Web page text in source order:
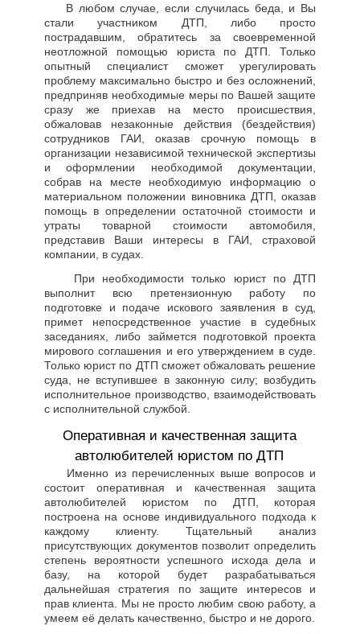
В любом случае, если случилась беда, и Вы
стали участником ДТП, либо просто
пострадавшим, обратитесь за своевременной
неотложной помощью юриста по ДТП. Только
опытный специалист сможет урегулировать
проблему максимально быстро и без осложнений,
предприняв необходимые меры по Вашей защите
сразу же приехав на место происшествия,
обжаловав незаконные действия (бездействия)
сотрудников ГАИ, оказав срочную помощь в
организации независимой технической экспертизы
и оформлении необходимой документации,
собрав на месте необходимую информацию о
материальном положении виновника ДТП, оказав
помощь в определении остаточной стоимости и
утраты товарной стоимости автомобиля,
представив Ваши интересы в ГАИ, страховой
компании, в судах.
При необходимости только юрист по ДТП
выполнит всю претензионную работу по
подготовке и подаче искового заявления в суд,
примет непосредственное участие в судебных
заседаниях, либо займется подготовкой проекта
мирового соглашения и его утверждением в суде.
Только юрист по ДТП сможет обжаловать решение
суда, не вступившее в законную силу; возбудить
исполнительное производство, взаимодействовать
с исполнительной службой.
Оперативная и качественная защита
автолюбителей юристом по ДТП
Именно из перечисленных выше вопросов и
состоит оперативная и качественная защита
автолюбителей юристом по ДТП, которая
построена на основе индивидуального подхода к
каждому клиенту. Тщательный анализ
присутствующих документов позволит определить
степень вероятности успешного исхода дела и
базу, на которой будет разрабатываться
дальнейшая стратегия по защите интересов и
прав клиента. Мы не просто любим свою работу, а
умеем её делать качественно, быстро и не дорого.